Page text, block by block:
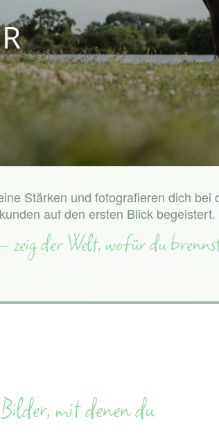
Stärken und fotografieren dich bei
auf den ersten Blick begeistert.
zeig der Welt, wofür du
Bilder, mit denen du